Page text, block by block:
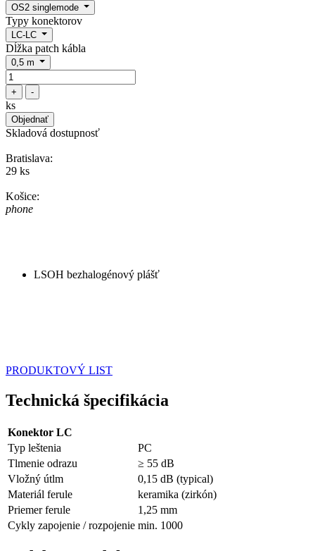
OS2 singlemode
Typy konektorov
LC-LC
Dĺžka patch kábla
0,5 m
+ -
ks
Objednať
Skladová dostupnosť
Bratislava:
29 ks
Košice:
phone
LSOH bezhalogénový plášť
PRODUKTOVÝ LIST
Technická špecifikácia
Konektor LC
Typ leštenia
PC
Tlmenie odrazu
≥ 55 dB
Vložný útlm
0,15 dB (typical)
Materiál ferule
keramika (zirkón)
Priemer ferule
1,25 mm
Cykly zapojenie / rozpojenie min. 1000